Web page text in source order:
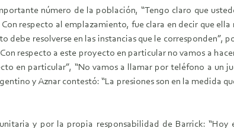
número de la población, “Tengo claro que
respecto al emplazamiento, fue clara en decir que
resolverse en las instancias que le corresponden”,
respecto a este proyecto en particular no vamos a
en particular”, “No vamos a llamar por teléfono a un
y Aznar contestó: “La presiones son en la medida
y por la propia responsabilidad de Barrick: “Hoy